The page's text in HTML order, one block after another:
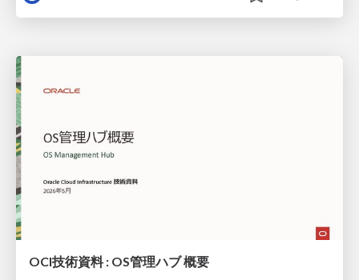
OCI技術資料 : OS管理ハブ 概要